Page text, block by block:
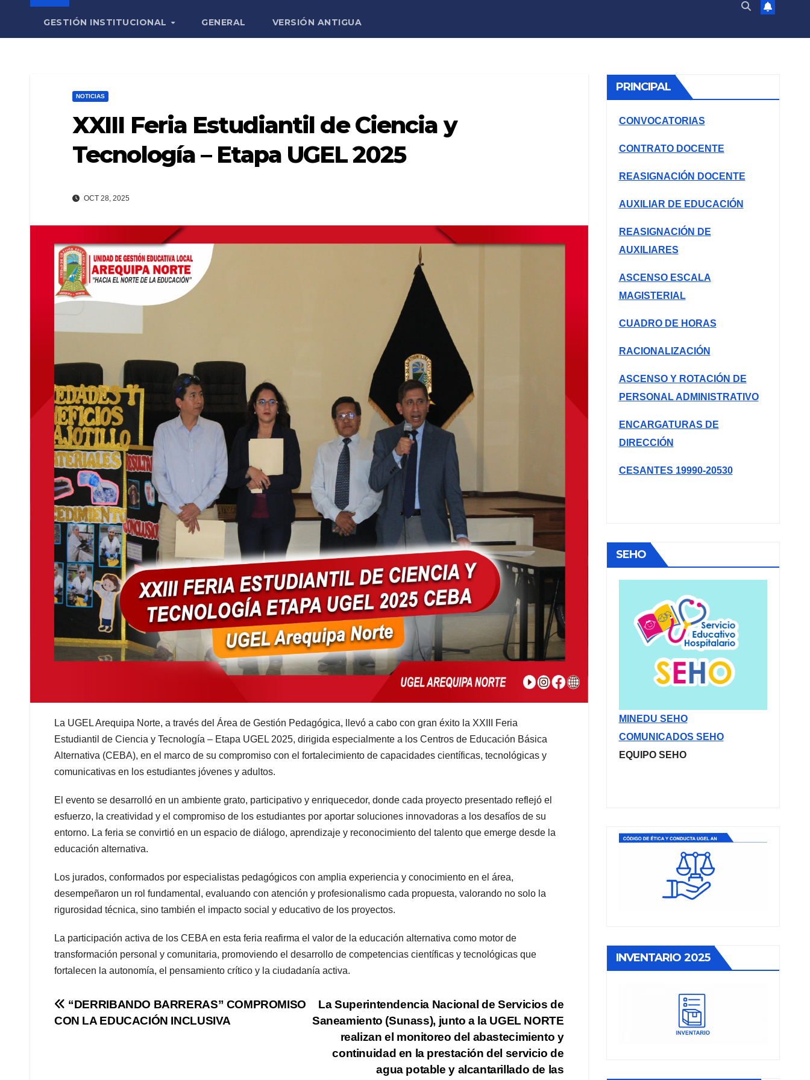
GESTIÓN INSTITUCIONAL GENERAL VERSIÓN ANTIGUA
NOTICIAS
XXIII Feria Estudiantil de Ciencia y
Tecnología – Etapa UGEL 2025
OCT 28, 2025
La UGEL Arequipa Norte, a través del Área de Gestión Pedagógica, llevó a cabo con gran éxito la XXIII Feria
Estudiantil de Ciencia y Tecnología – Etapa UGEL 2025, dirigida especialmente a los Centros de Educación Básica
Alternativa (CEBA), en el marco de su compromiso con el fortalecimiento de capacidades científicas, tecnológicas y
comunicativas en los estudiantes jóvenes y adultos.
El evento se desarrolló en un ambiente grato, participativo y enriquecedor, donde cada proyecto presentado reflejó el
esfuerzo, la creatividad y el compromiso de los estudiantes por aportar soluciones innovadoras a los desafíos de su
entorno. La feria se convirtió en un espacio de diálogo, aprendizaje y reconocimiento del talento que emerge desde la
educación alternativa.
Los jurados, conformados por especialistas pedagógicos con amplia experiencia y conocimiento en el área,
desempeñaron un rol fundamental, evaluando con atención y profesionalismo cada propuesta, valorando no solo la
rigurosidad técnica, sino también el impacto social y educativo de los proyectos.
La participación activa de los CEBA en esta feria reafirma el valor de la educación alternativa como motor de
transformación personal y comunitaria, promoviendo el desarrollo de competencias científicas y tecnológicas que
fortalecen la autonomía, el pensamiento crítico y la ciudadanía activa.
Navegación
La Superintendencia Nacional de Servicios de
Saneamiento (Sunass), junto a la UGEL NORTE
realizan el monitoreo del abastecimiento y
continuidad en la prestación del servicio de
agua potable y alcantarillado de las
“DERRIBANDO BARRERAS” COMPROMISO
CON LA EDUCACIÓN INCLUSIVA
PRINCIPAL
CONVOCATORIAS
CONTRATO DOCENTE
REASIGNACIÓN DOCENTE
AUXILIAR DE EDUCACIÓN
REASIGNACIÓN DE
AUXILIARES
ASCENSO ESCALA
MAGISTERIAL
CUADRO DE HORAS
RACIONALIZACIÓN
ASCENSO Y ROTACIÓN DE
PERSONAL ADMINISTRATIVO
ENCARGATURAS DE
DIRECCIÓN
CESANTES 19990-20530
SEHO
MINEDU SEHO
COMUNICADOS SEHO
EQUIPO SEHO
INVENTARIO 2025